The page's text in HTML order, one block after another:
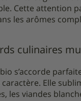
Cette attention
les arômes
culinaires
s’accorde
caractère. Elle
les viandes